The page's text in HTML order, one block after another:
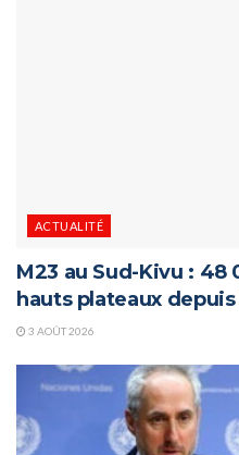
ACTUALITÉ
M23 au Sud-Kivu : 48
hauts plateaux
3 AOÛT 2026